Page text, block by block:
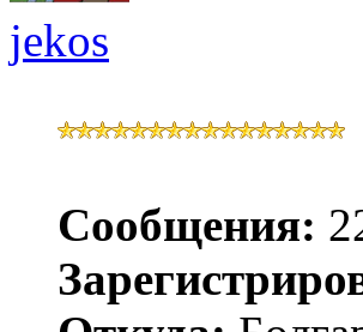
jekos
Сообщения: